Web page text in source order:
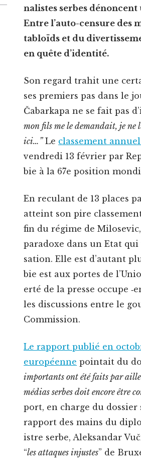
nal­istes serbes
Entre l’auto-censure des
tabloïds et du
en quête d’identité.
Son regard trahit une
ses pre­miers pas dans le
Čabarka­pa ne se fait pas
mon fils me le demandait, je
ici…”Le classe­ment
ven­dre­di 13 févri­er par
bie à la 67e posi­tion
En rec­u­lant de 13 places
atteint son pire
fin du régime de
para­doxe dans un Etat
sa­tion. Elle est d’autant
bie est aux portes de
erté de la presse occupe
les dis­cus­sions entre le
Commission.
Le rap­port pub­lié en
européenne pointait du
impor­tants ont été faits par
médias serbes doit encore être
port, en charge du dossier
rap­port des mains du
istre serbe, Alek­san­dar
“les attaques injustes” de